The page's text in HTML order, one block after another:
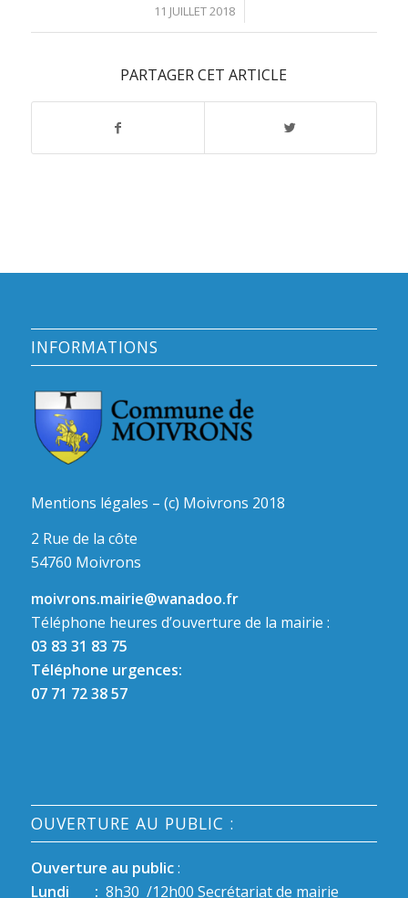
11 JUILLET 2018
/
PARTAGER CET ARTICLE
INFORMATIONS
Mentions légales – (c) Moivrons 2018
2 Rue de la côte
54760 Moivrons
moivrons.mairie@wanadoo.fr
Téléphone heures d’ouverture de la mairie :
03 83 31 83 75
Téléphone urgences:
07 71 72 38 57
OUVERTURE AU PUBLIC :
Ouverture au public:
Lundi : 8h30 /12h00 Secrétariat de mairie